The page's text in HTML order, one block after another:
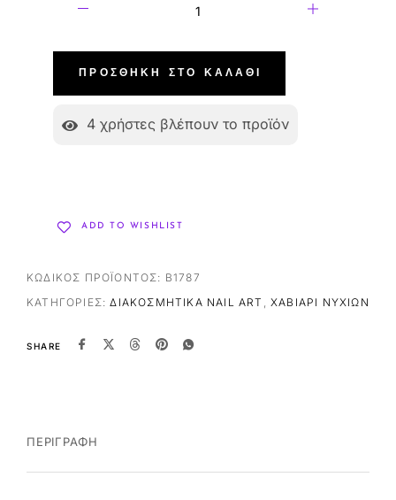
ΠΡΟΣΘΉΚΗ ΣΤΟ ΚΑΛΆΘΙ
4 χρήστες βλέπουν το προϊόν
ADD TO WISHLIST
ΚΩΔΙΚΌΣ ΠΡΟΪΌΝΤΟΣ: B1787
ΚΑΤΗΓΟΡΊΕΣ:ΔΙΑΚΟΣΜΗΤΙΚΆ NAIL ART ,ΧΑΒΙΆΡΙ ΝΥΧΙΏΝ
SHARE
ΠΕΡΙΓΡΑΦΉ